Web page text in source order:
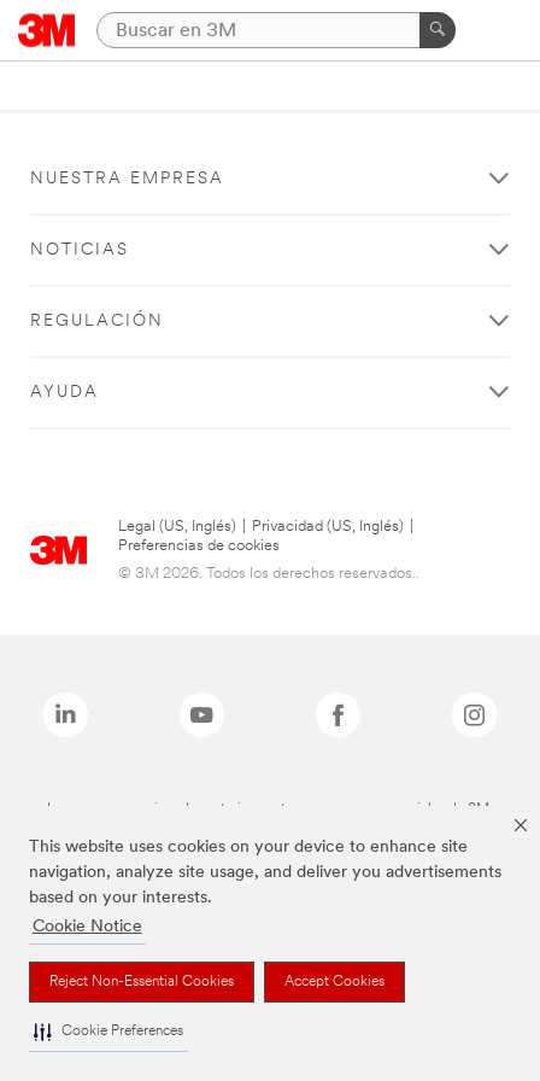
This website uses cookies on your device to enhance site
navigation, analyze site usage, and deliver you advertisements
based on your interests.
Cookie Notice
Reject Non-Essential Cookies Accept Cookies
Cookie Preferences
NUESTRA EMPRESA
NOTICIAS
REGULACIÓN
AYUDA
Legal (US, Inglés) Privacidad (US, Inglés)
Preferencias de cookies
© 3M 2026. Todos los derechos reservados..
Las marcas mencionadas anteriormente son marcas comerciales de 3M.